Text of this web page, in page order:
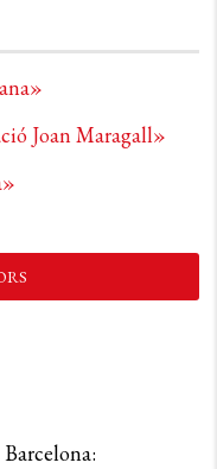
Joan Maragall»